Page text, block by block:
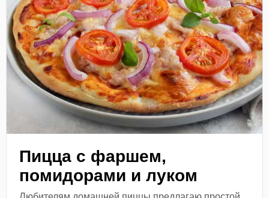
Пицца с фаршем,
помидорами и луком